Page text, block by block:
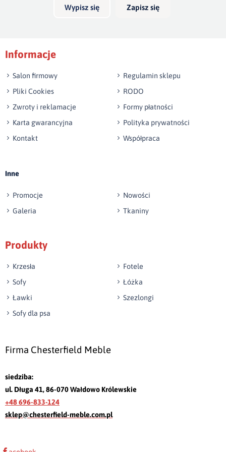
Wyślij opinię
Wypisz się Zapisz się
Informacje
Salon firmowy
Regulamin sklepu
Pliki Cookies
RODO
Zwroty i reklamacje
Formy płatności
Karta gwarancyjna
Polityka prywatności
Kontakt
Współpraca
Inne
Promocje
Nowości
Galeria
Tkaniny
Produkty
Krzesła
Fotele
Sofy
Łóżka
Ławki
Szezlongi
Sofy dla psa
Firma Chesterfield Meble
siedziba:
ul. Długa 41, 86-070 Wałdowo Królewskie
+48 696-833-124
sklep@chesterfield-meble.com.pl